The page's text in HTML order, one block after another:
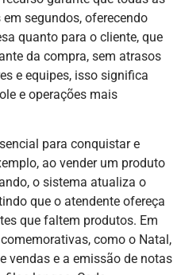
segundos, oferecendo
quanto para o cliente, que
da compra, sem atrasos
e equipes, isso significa
e operações mais
para conquistar e
ao vender um produto
o sistema atualiza o
que o atendente ofereça
que faltem produtos. Em
como o Natal,
vendas e a emissão de notas